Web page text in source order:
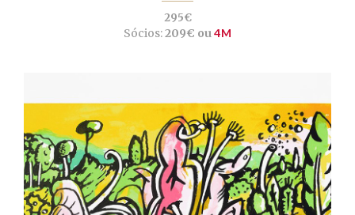
295€
Sócios:209€ ou4M